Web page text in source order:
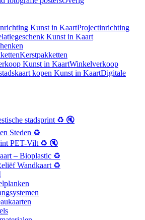
Projectinrichting
Kerstpakketten
Winkelverkoop
Digitale
stadsprint ♻️ 🔇
Steden ♻️
PET-Vilt ♻️ 🔇
– Bioplastic ♻️
Wandkaart ♻️